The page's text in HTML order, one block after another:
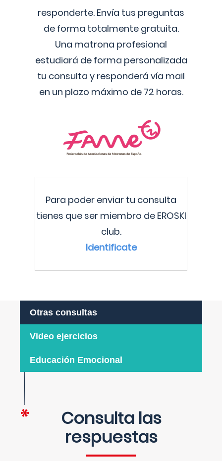
responderte. Envía tus preguntas
de forma totalmente gratuita.
Una matrona profesional
estudiará de forma personalizada
tu consulta y responderá vía mail
en un plazo máximo de 72 horas.
Para poder enviar tu consulta
tienes que ser miembro de EROSKI
club.
Identificate
Otras consultas
Video ejercicios
Educación Emocional
Consulta las
respuestas